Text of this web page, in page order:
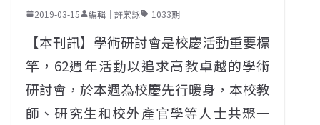
2019-03-15 編輯｜許棠詠 1033期
【本刊訊】學術研討會是校慶活動重要標
竿，62週年活動以追求高教卓越的學術
研討會，於本週為校慶先行暖身，本校教
師、研究生和校外產官學等人士共聚一